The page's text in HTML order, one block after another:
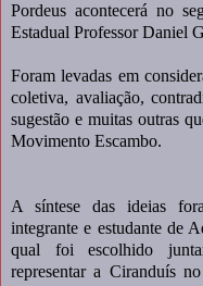
Pordeus acontecerá no
Estadual Professor Daniel
Foram levadas em
coletiva, avaliação,
sugestão e muitas outras
Movimento Escambo.
A síntese das ideias
integrante e estudante de
qual foi escolhido
representar a Ciranduís